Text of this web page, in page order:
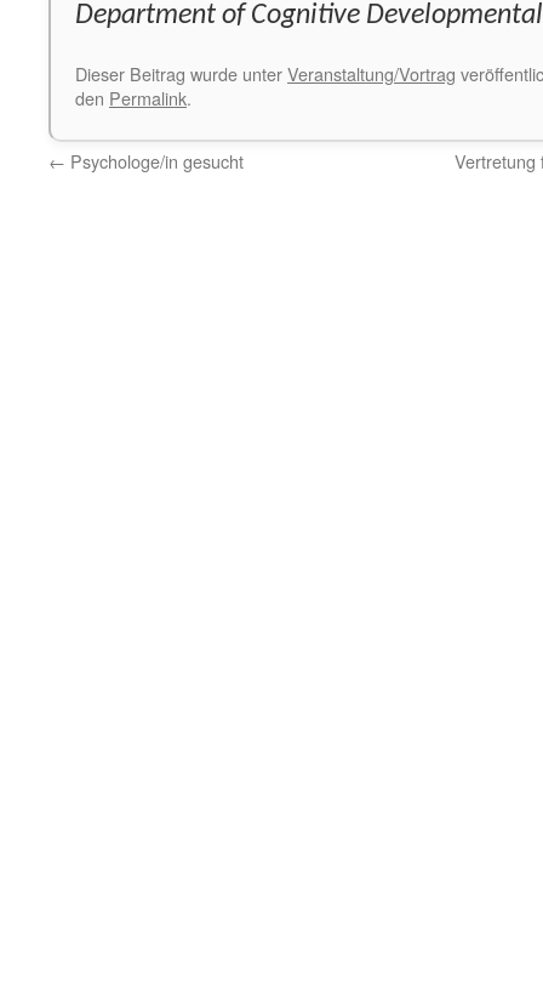
Department of Cognitive
Dieser Beitrag wurde unterVeranstaltung/Vortrag
den Permalink.
← Psychologe/in gesucht Vertretung